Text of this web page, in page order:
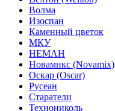
Волма
Изоспан
Каменный цветок
МКУ
НЕМАН
Новамикс (Novamix)
Оскар (Oscar)
Русеан
Старатели
Технониколь